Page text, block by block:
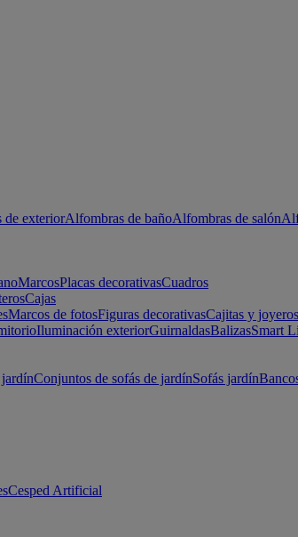
de exteriorAlfombras de bañoAlfombras de salón
MarcosPlacas decorativasCuadros
Cajas
Marcos de fotosFiguras decorativasCajitas y joyeros
Iluminación exteriorGuirnaldasBalizasSmart
Conjuntos de sofás de jardínSofás jardín
Cesped Artificial